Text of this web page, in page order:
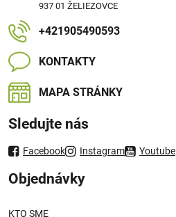
937 01 ŽELIEZOVCE
+421905490593
KONTAKTY
MAPA STRÁNKY
Sledujte nás
Facebook Instagram Youtube
Objednávky
KTO SME